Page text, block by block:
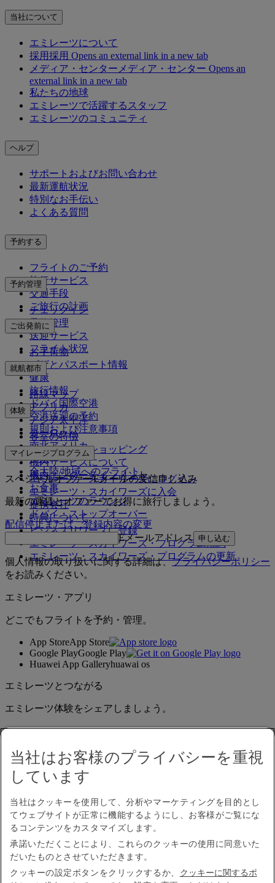
当社について
エミレーツについて
採用採用 Opens an external link in a new tab
メディア・センター メディア・センター Opens an
external link in a new tab
私たちの地球
エミレーツで活躍するスタッフ
エミレーツのコミュニティ
ヘルプ
サポートおよびお問い合わせ
最新運航状況
特別なお手伝い
よくある質問
予約する
フライトのご予約
旅行サービス
交通手段
ご旅行の計画
予約管理
チェックイン
予約管理
送迎サービス
フライト状況
ご出発前に
お手荷物
ビザとパスポート情報
健康
旅行情報
ドバイ国際空港
空港送迎の予約
規則および注意事項
就航都市
路線マップ
アフリカ
アジア太平洋
ヨーロッパ
南北アメリカ
中東
全大陸/地域へのフライト
体験
客室の特徴
エミレーツでショッピング
機内サービスについて
機内エンターテインメント
お食事
エミレーツのラウンジ
ドバイ・ストップオーバー
マイレージプログラム
エミレーツ・スカイワーズにログイン
エミレーツ・スカイワーズに入会
提携会社
特典について
ビジネスリワーズに登録
エミレーツ・スカイワーズ・プログラム規約
エミレーツ・スカイワーズ・プログラムの更新
スペシャルオファーEメールの受信申し込み
最新の運賃とオファーでお得に旅行しましょう。
配信停止またはご登録内容の変更
Eメールアドレス 申し込む
個人情報の取り扱いに関する詳細は、プライバシーポリシー
をお読みください。
エミレーツ・アプリ
どこでもフライトを予約・管理。
App StoreApp Store
Google PlayGoogle Play
Huawei App Galleryhuawai os
エミレーツとつながる
エミレーツ体験をシェアしましょう。
アクセシビリティ
お問い合わせ
プライバシーポリシー
規約条件
クッキーに関するポリシー
当社はお客様のプライバシーを重視
しています
当社はクッキーを使用して、分析やマーケティングを目的とし
てウェブサイトが正常に機能するようにし、お客様がご覧にな
るコンテンツをカスタマイズします。
承諾いただくことにより、これらのクッキーの使用に同意いた
だいたものとさせていただきます。
クッキーの設定ボタンをクリックするか、 クッキーに関するポ